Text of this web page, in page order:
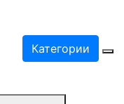
Категории